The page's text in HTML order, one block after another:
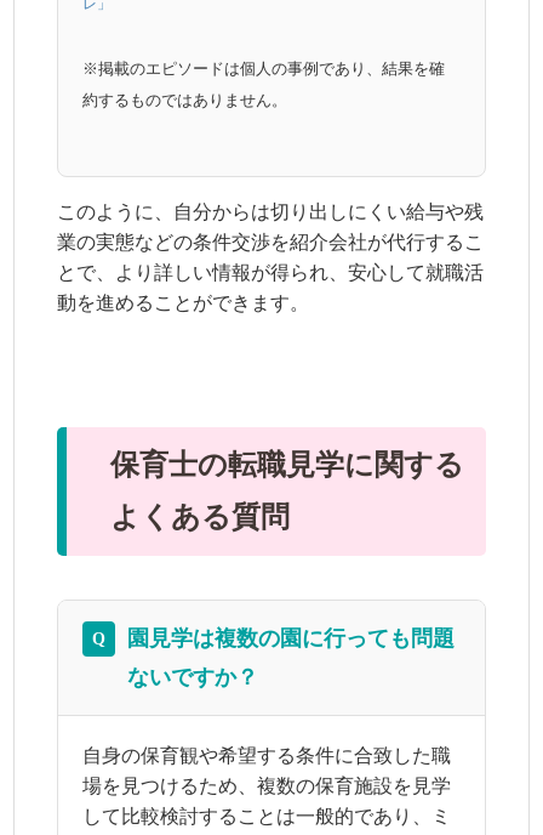
レ」
※掲載のエピソードは個人の事例であり、結果を確
約するものではありません。
このように、自分からは切り出しにくい給与や残
業の実態などの条件交渉を紹介会社が代行するこ
とで、より詳しい情報が得られ、安心して就職活
動を進めることができます。
保育士の転職見学に関する
よくある質問
Q
園見学は複数の園に行っても問題
ないですか？
自身の保育観や希望する条件に合致した職
場を見つけるため、複数の保育施設を見学
して比較検討することは一般的であり、ミ